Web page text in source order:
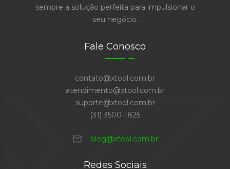
sempre a solução perfeita para impulsionar o
seu negócio.
Fale Conosco
contato@xtool.com.br
atendimento@xtool.com.br
suporte@xtool.com.br
(31) 3500-1825
mail blog@xtool.com.br
Redes Sociais